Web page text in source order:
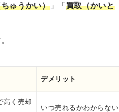
ゅうかい）」「 買取（かいと
デメリット
高く売却
いつ売れるかわからない